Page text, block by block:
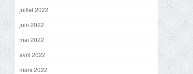
juillet 2022
juin 2022
mai 2022
avril 2022
mars 2022